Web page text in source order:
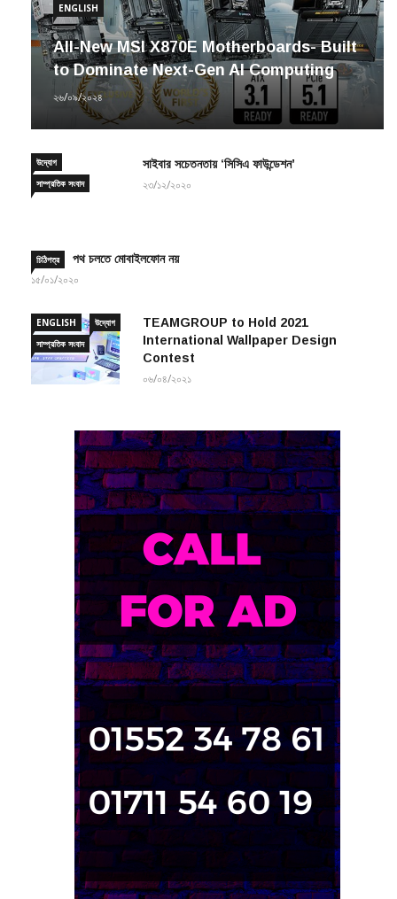
ENGLISH
All-New MSI X870E Motherboards- Built
to Dominate Next-Gen AI Computing
২৬/০৯/২০২৪
উদ্যোগ
সাম্প্রতিক সংবাদ
সাইবার সচেতনতায় ‘সিসিএ ফাউন্ডেশন’
২৩/১২/২০২০
চিঠিপত্র পথ চলতে মোবাইলফোন নয়
১৫/০১/২০২০
ENGLISH
উদ্যোগ
সাম্প্রতিক সংবাদ
TEAMGROUP to Hold 2021
International Wallpaper Design
Contest
০৬/০৪/২০২১